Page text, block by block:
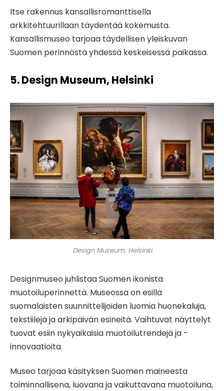
Itse rakennus kansallisromanttisella
arkkitehtuurillaan täydentää kokemusta.
Kansallismuseo tarjoaa täydellisen yleiskuvan
Suomen perinnöstä yhdessä keskeisessä paikassa.
5. Design Museum, Helsinki
Design Museum, Helsinki
Designmuseo juhlistaa Suomen ikonista
muotoiluperinnettä. Museossa on esillä
suomalaisten suunnittelijoiden luomia huonekaluja,
tekstiilejä ja arkipäivän esineitä. Vaihtuvat näyttelyt
tuovat esiin nykyaikaisia ​​muotoilutrendejä ja -
innovaatioita.
Museo tarjoaa käsityksen Suomen maineesta
toiminnallisena, luovana ja vaikuttavana muotoiluna,